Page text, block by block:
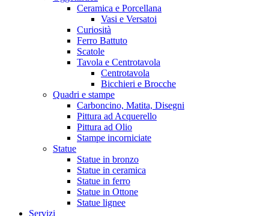
Ceramica e Porcellana
Vasi e Versatoi
Curiosità
Ferro Battuto
Scatole
Tavola e Centrotavola
Centrotavola
Bicchieri e Brocche
Quadri e stampe
Carboncino, Matita, Disegni
Pittura ad Acquerello
Pittura ad Olio
Stampe incorniciate
Statue
Statue in bronzo
Statue in ceramica
Statue in ferro
Statue in Ottone
Statue lignee
Servizi